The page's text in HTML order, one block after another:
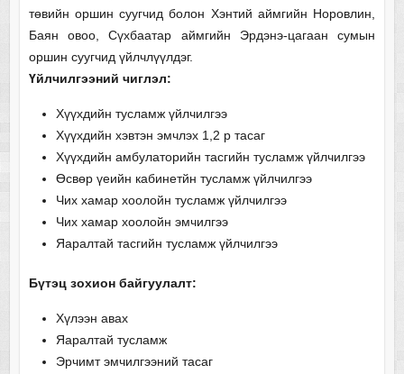
төвийн оршин суугчид болон Хэнтий аймгийн Норовлин,
Баян овоо, Сүхбаатар аймгийн Эрдэнэ-цагаан сумын
оршин суугчид үйлчлүүлдэг.
Үйлчилгээний чиглэл:
Хүүхдийн тусламж үйлчилгээ
Хүүхдийн хэвтэн эмчлэх 1,2 р тасаг
Хүүхдийн амбулаторийн тасгийн тусламж үйлчилгээ
Өсвөр үеийн кабинетйн тусламж үйлчилгээ
Чих хамар хоолойн тусламж үйлчилгээ
Чих хамар хоолойн эмчилгээ
Яаралтай тасгийн тусламж үйлчилгээ
Бүтэц зохион байгуулалт:
Хүлээн авах
Яаралтай тусламж
Эрчимт эмчилгээний тасаг